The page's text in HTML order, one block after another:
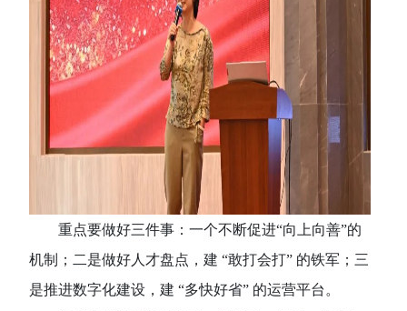
重点要做好三件事：一个不断促进“向上向善”的
机制；二是做好人才盘点，建 “敢打会打” 的铁军；三
是推进数字化建设，建 “多快好省” 的运营平台。